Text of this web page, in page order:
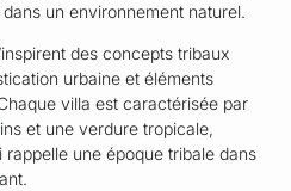
un environnement naturel.
des concepts tribaux
urbaine et éléments
villa est caractérisée par
et une verdure tropicale,
une époque tribale dans